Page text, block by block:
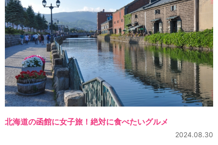
北海道の函館に女子旅！絶対に食べたいグルメ
2024.08.30